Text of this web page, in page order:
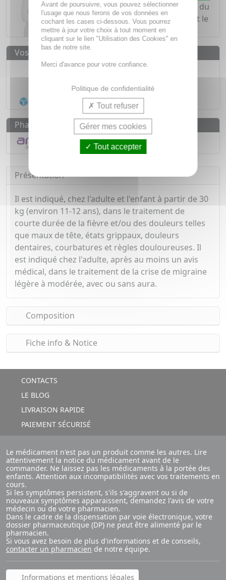
Notre équipe est à votre écoute du
lundi au vendredi de8h à 20h
et le
samedi de8h à 19h30.
Vos avantages
Médicaments d'origineCERTIFIÉE
médicaments
Acheminement Chronopost
Pharmacovigilance
Déclarer un effet indésirable
Présentation
Il est indiqué, chez l'adulte et l'enfant à partir de 30
kg (environ 11-12 ans), dans le traitement de
courte durée de la fièvre et/ou des douleurs telles
que maux de tête, états grippaux, douleurs
dentaires, courbatures et règles douloureuses. Il
est indiqué chez l'adulte, après au moins un avis
médical, dans le traitement de la crise de migraine
légère à modérée, avec ou sans aura.
Composition
Fiche info & Notice
CONTACTS
LE BLOG
LIVRAISON RAPIDE
PAIEMENT SÉCURISÉ
Le médicament n'est pas un produit comme les autres. Lire
attentivement la notice du médicament avant de le
commander. Ne laissez pas les médicaments à la portée des
enfants. Attention aux incompatibilités avec vos traitements en
cours.
Si les symptômes persistent, s'ils s'aggravent ou si de
nouveaux symptômes apparaissent, demandez l'avis de votre
médecin ou de votre pharmacien.
Dans le cadre de la dispensation par voie électronique, votre
dossier pharmaceutique (DP) ne peut être alimenté par le
pharmacien.
Si vous avez besoin de plus d'informations et de conseils,
contacter un pharmacien de notre équipe.
Informations et mentions légales
Avant de poursuivre, vous pouvez sélectionner
l'usage que nous ferons de vos données en
cochant les cases ci-dessous. Vous pourrez
mettre à jour votre choix à tout moment en
cliquant sur le lien "Utilisation des Cookies" en
bas de notre site.
Merci d'avance pour votre confiance.
Politique de confidentialité
Tout refuser
Gérer mes cookies
Tout accepter